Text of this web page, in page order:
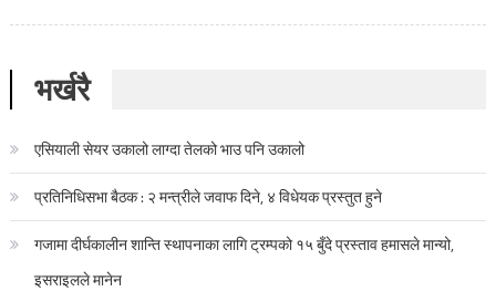
भर्खरै
एसियाली सेयर उकालो लाग्दा तेलको भाउ पनि उकालो
प्रतिनिधिसभा बैठक : २ मन्त्रीले जवाफ दिने, ४ विधेयक प्रस्तुत हुने
गजामा दीर्घकालीन शान्ति स्थापनाका लागि ट्रम्पको १५ बुँदे प्रस्ताव हमासले मान्यो,
इसराइलले मानेन